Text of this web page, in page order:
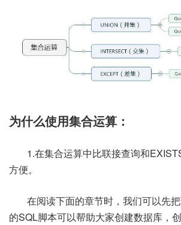
为什么使用集合运算：
1.在集合运算中比联接查询和
方便。
在阅读下面的章节时，我们可以先
的SQL脚本可以帮助大家创建数据库，